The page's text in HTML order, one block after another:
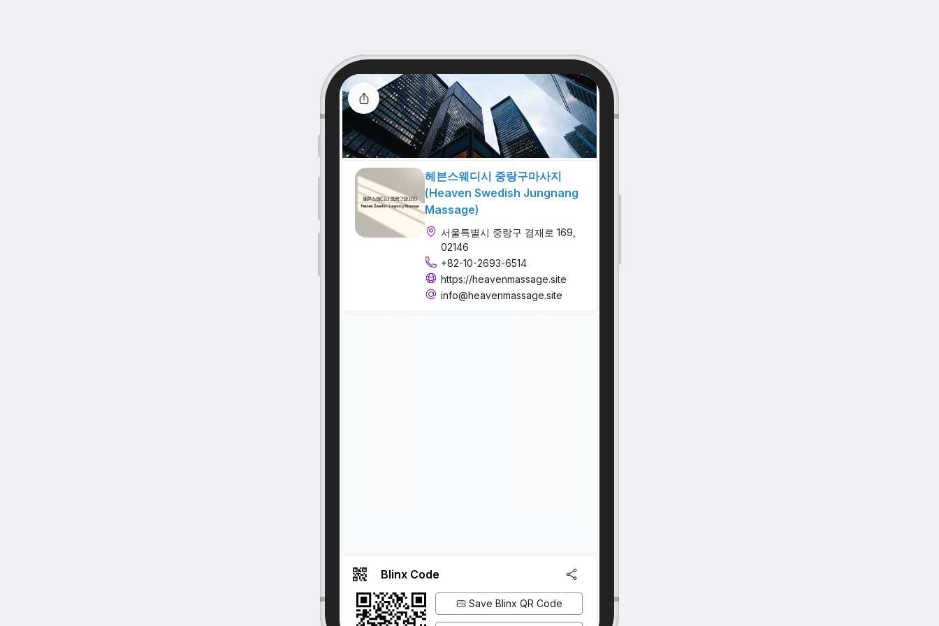
헤븐스웨디시 중랑구마사지
(Heaven Swedish Jungnang
Massage)
서울특별시 중랑구 겸재로 169,
02146
+82-10-2693-6514
https://heavenmassage.site
info@heavenmassage.site
Blinx Code
Save Blinx QR Code